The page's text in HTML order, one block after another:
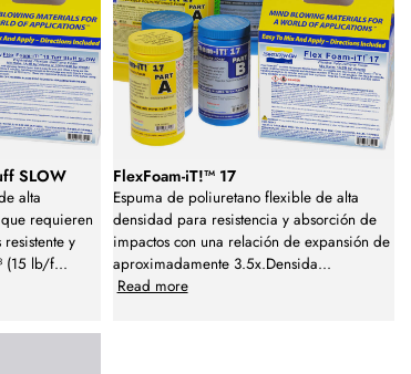
SLOW
alta
requieren
y
(15 lb/f...
FlexFoam-iT!™ 17
Espuma de poliuretano flexible de alta
densidad para resistencia y absorción de
impactos con una relación de expansión de
aproximadamente 3.5x.Densida...
Read more